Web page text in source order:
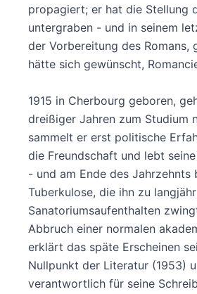
propagiert; er hat die Stellung
untergraben - und in seinem
der Vorbereitung des Romans,
hätte sich gewünscht,
1915 in Cherbourg geboren,
dreißiger Jahren zum Studium
sammelt er erst politische
die Freundschaft und lebt
- und am Ende des Jahrzehnts
Tuberkulose, die ihn zu
Sanatoriumsaufenthalten
Abbruch einer normalen
erklärt das späte Erscheinen
Nullpunkt der Literatur (1953)
verantwortlich für seine